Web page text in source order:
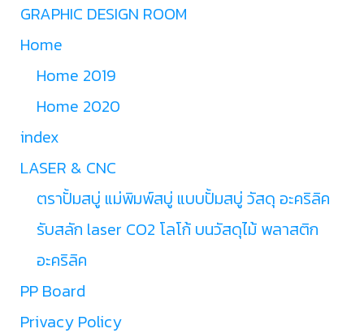
GRAPHIC DESIGN ROOM
Home
Home 2019
Home 2020
index
LASER & CNC
ตราปั้มสบู่ แม่พิมพ์สบู่ แบบปั้มสบู่ วัสดุ อะคริลิค
รับสลัก laser CO2 โลโก้ บนวัสดุไม้ พลาสติก
อะคริลิค
PP Board
Privacy Policy